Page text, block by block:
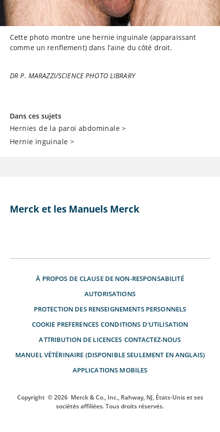
Cette photo montre une hernie inguinale (apparaissant
comme un renflement) dans l’aine du côté droit.
DR P. MARAZZI/SCIENCE PHOTO LIBRARY
Dans ces sujets
Hernies de la paroi abdominale >
Hernie inguinale >
Merck et les Manuels Merck
À PROPOS DE CLAUSE DE NON-RESPONSABILITÉ
AUTORISATIONS
PROTECTION DES RENSEIGNEMENTS PERSONNELS
COOKIE PREFERENCES CONDITIONS D'UTILISATION
ATTRIBUTION DE LICENCES CONTACTEZ-NOUS
MANUEL VÉTÉRINAIRE (DISPONIBLE SEULEMENT EN ANGLAIS)
APPLICATIONS MOBILES
Copyright © 2026 Merck & Co., Inc., Rahway, NJ, États-Unis et ses
sociétés affiliées. Tous droits réservés.